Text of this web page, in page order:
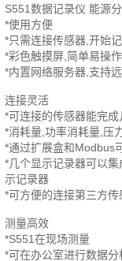
S551数据记录仪 能源
*使用方便
*只需连接传感器,开始
*彩色触摸屏,简单易操作
*内置网络服务器,支持
连接灵活
*可连接的传感器能完
*消耗量,功率消耗量,压
*通过扩展盒和Modbus
*几个显示记录器可以
示记录器
*可方便的连接第三方传
测量高效
*S551在现场测量
*可在办公室进行数据分